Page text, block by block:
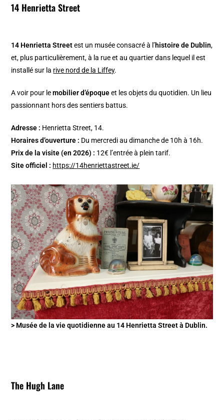
14 Henrietta Street
14 Henrietta Streetest un musée consacré à l’histoire de Dublin,
et, plus particulièrement, à la rue et au quartier dans lequel il est
installé sur la rive nord de la Liffey.
A voir pour lemobilier d’époqueet les objets du quotidien. Un lieu
passionnant hors des sentiers battus.
Adresse : Henrietta Street, 14.
Horaires d’ouverture : Du mercredi au dimanche de 10h à 16h.
Prix de la visite (en 2026) : 12€ l’entrée à plein tarif.
Site officiel : https://14henriettastreet.ie/
> Musée de la vie quotidienne au 14 Henrietta Street à Dublin.
The Hugh Lane